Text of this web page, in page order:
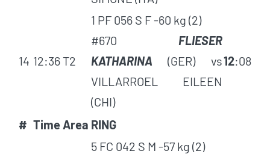
14 12:36T2
1 PF 056 S F -60 kg (2)
#670 FLIESER
KATHARINA (GER) vs
VILLARROEL EILEEN
(CHI)
12:08
# Time Area RING
5 FC 042 S M -57 kg (2)